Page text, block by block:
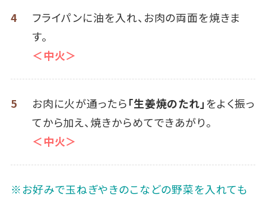
4
フライパンに油を入れ、お肉の両面を焼きま
す。
＜中火＞
5 お肉に火が通ったら「生姜焼のたれ」をよく振っ
てから加え、焼きからめてできあがり。
＜中火＞
※お好みで玉ねぎやきのこなどの野菜を入れても